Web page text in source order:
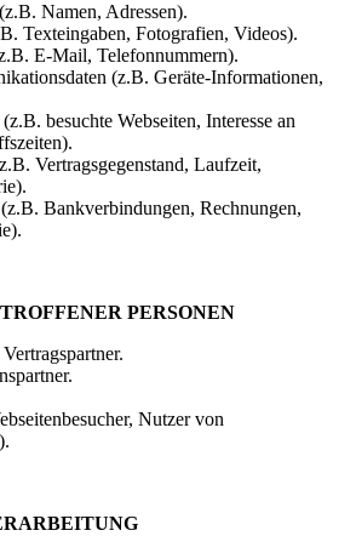
Namen, Adressen).
Texteingaben, Fotografien, Videos).
E-Mail, Telefonnummern).
(z.B. Geräte-Informationen,
besuchte Webseiten, Interesse an
Vertragsgegenstand, Laufzeit,
Bankverbindungen, Rechnungen,
PERSONEN
Nutzer von